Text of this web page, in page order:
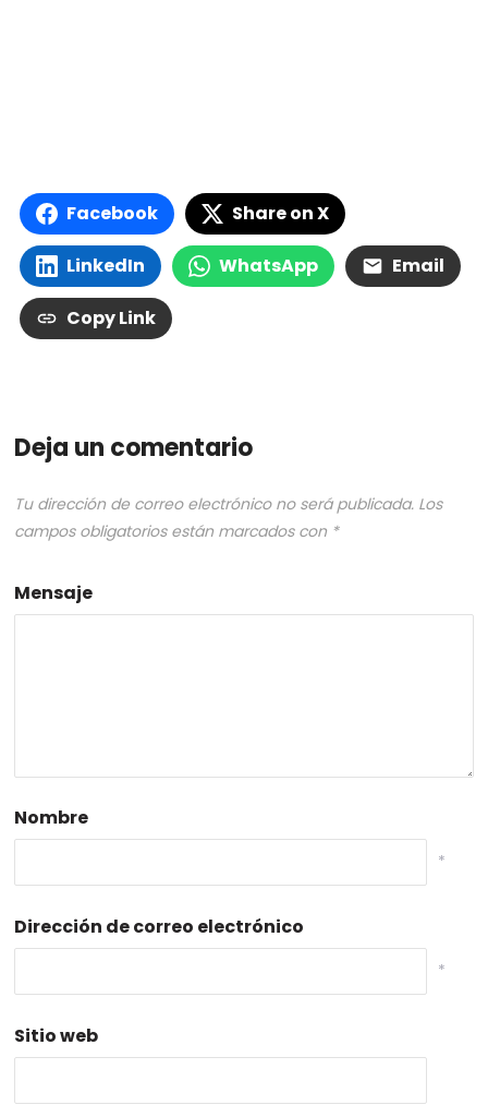
Facebook Share on X
LinkedIn WhatsApp Email
Copy Link
Deja un comentario
Tu dirección de correo electrónico no será publicada. Los
campos obligatorios están marcados con *
Mensaje
Nombre
*
Dirección de correo electrónico
*
Sitio web